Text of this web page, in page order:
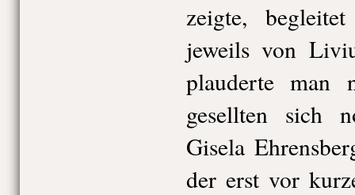
zeigte,
jeweils von
plauderte man
gesellten sich
Gisela
der erst vor